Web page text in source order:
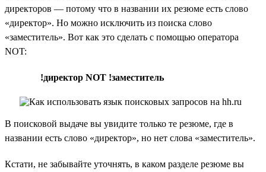
директоров — потому что в названии их резюме есть слово
«директор». Но можно исключить из поиска слово
«заместитель». Вот как это сделать с помощью оператора
NOT:
!директор NOT !заместитель
В поисковой выдаче вы увидите только те резюме, где в
названии есть слово «директор», но нет слова «заместитель».
Кстати, не забывайте уточнять, в каком разделе резюме вы